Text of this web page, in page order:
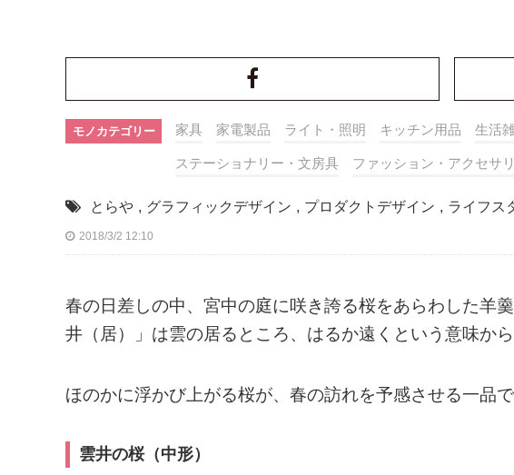
モノカテゴリー 家具 家電製品 ライト・照明 キッチン用品 生活
ステーショナリー・文房具 ファッション・アクセサ
とらや , グラフィックデザイン , プロダクトデザイン , ライフス
2018/3/2 12:10
春の日差しの中、宮中の庭に咲き誇る桜をあらわした羊
井（居）」は雲の居るところ、はるか遠くという意味か
ほのかに浮かび上がる桜が、春の訪れを予感させる一品で
雲井の桜（中形）